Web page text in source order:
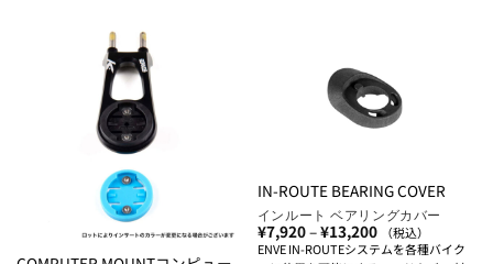
IN-ROUTE BEARING COVER
インルート ベアリングカバー
¥7,920–¥13,200価
格
帯:
（税込）
ENVE IN-ROUTEシステムを各種バイク